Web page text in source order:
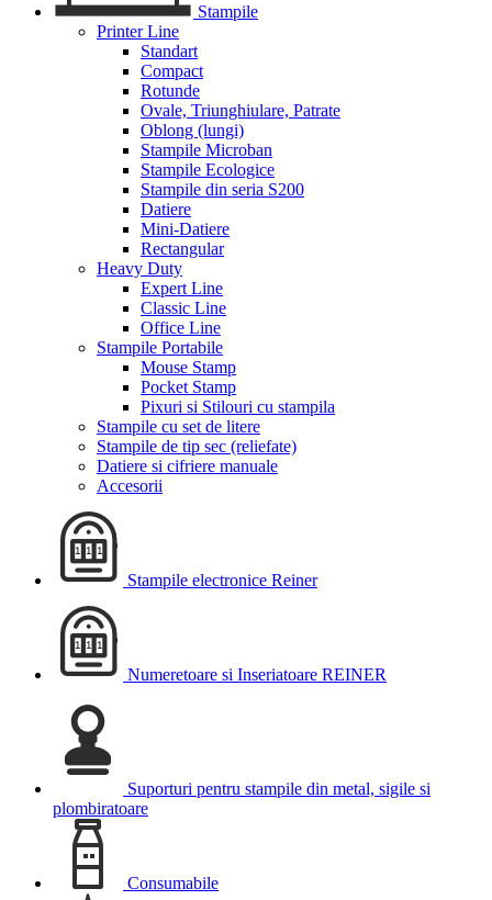
Stampile
Printer Line
Standart
Compact
Rotunde
Ovale, Triunghiulare, Patrate
Oblong (lungi)
Stampile Microban
Stampile Ecologice
Stampile din seria S200
Datiere
Mini-Datiere
Rectangular
Heavy Duty
Expert Line
Classic Line
Office Line
Stampile Portabile
Mouse Stamp
Pocket Stamp
Pixuri si Stilouri cu stampila
Stampile cu set de litere
Stampile de tip sec (reliefate)
Datiere si cifriere manuale
Accesorii
Stampile electronice Reiner
Numeretoare si Inseriatoare REINER
Suporturi pentru stampile din metal, sigile si
plombiratoare
Consumabile